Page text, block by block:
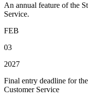
An annual feature of the
Service.
FEB
03
2027
Final entry deadline for
Customer Service